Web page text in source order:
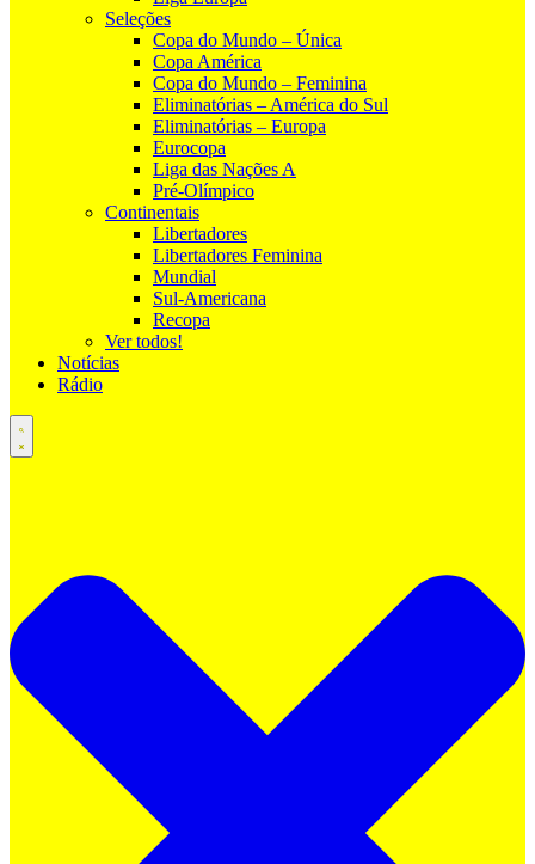
Seleções
Copa do Mundo – Única
Copa América
Copa do Mundo – Feminina
Eliminatórias – América do Sul
Eliminatórias – Europa
Eurocopa
Liga das Nações A
Pré-Olímpico
Continentais
Libertadores
Libertadores Feminina
Mundial
Sul-Americana
Recopa
Ver todos!
Notícias
Rádio